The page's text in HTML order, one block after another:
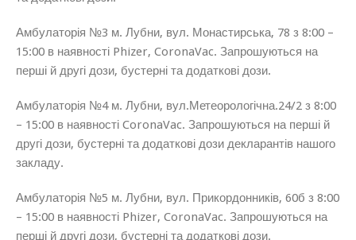
Амбулаторія №3 м. Лубни, вул. Монастирська, 78 з 8:00 –
15:00 в наявності Phizer, CoronaVac. Запрошуються на
перші й другі дози, бустерні та додаткові дози.
Амбулаторія №4 м. Лубни, вул.Метеорологічна.24/2 з 8:00
– 15:00 в наявності CoronaVac. Запрошуються на перші й
другі дози, бустерні та додаткові дози декларантів нашого
закладу.
Амбулаторія №5 м. Лубни, вул. Прикордонників, 60б з 8:00
– 15:00 в наявності Phizer, CoronaVac. Запрошуються на
перші й другі дози, бустерні та додаткові дози.